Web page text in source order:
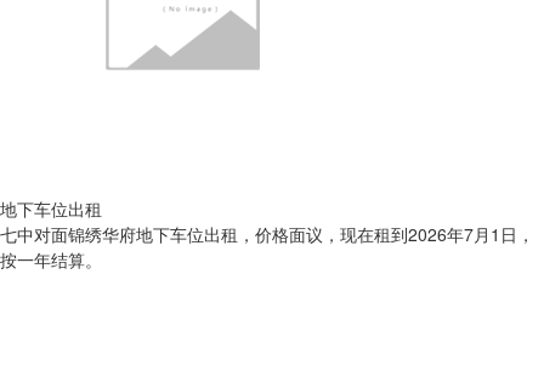
地下车位出租
七中对面锦绣华府地下车位出租，价格面议，现在租到2026年7月1日，
按一年结算。